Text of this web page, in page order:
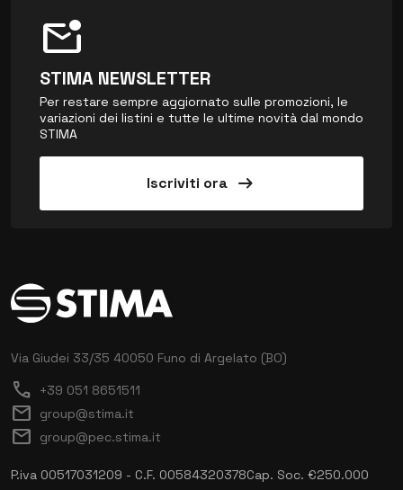
mark_email_unread
STIMA NEWSLETTER
Per restare sempre aggiornato sulle promozioni, le
variazioni dei listini e tutte le ultime novità dal mondo
STIMA
Iscriviti ora arrow_right_alt
Via Giudei 33/35 40050 Funo di Argelato (BO)
call +39 051 8651511
mail group@stima.it
mail group@pec.stima.it
P.iva 00517031209 - C.F. 00584320378Cap. Soc. €250.000